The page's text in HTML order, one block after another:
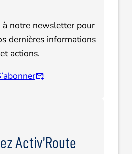
à notre newsletter pour
dernières informations
et actions.
Activ’Route